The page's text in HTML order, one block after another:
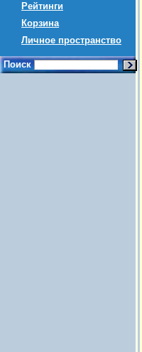
Рейтинги
Корзина
Личное пространство
Поиск